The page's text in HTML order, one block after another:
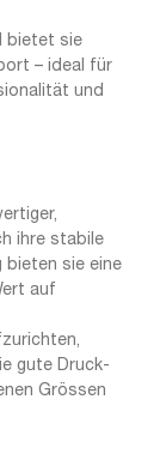
bietet sie
– ideal für
und
ihre stabile
bieten sie eine
auf
gute Druck-
Grössen